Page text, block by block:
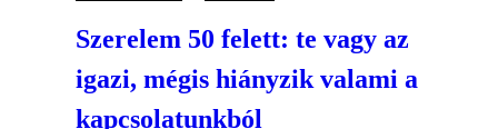
Szerelem 50 felett: te vagy az
igazi, mégis hiányzik valami a
kapcsolatunkból